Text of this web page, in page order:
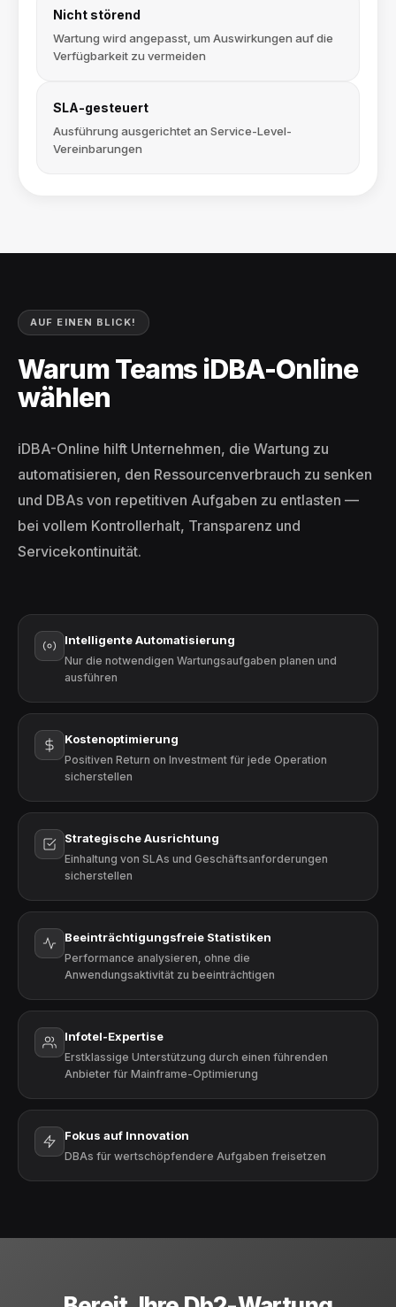
Nicht störend
Wartung wird angepasst, um Auswirkungen auf die
Verfügbarkeit zu vermeiden
SLA-gesteuert
Ausführung ausgerichtet an Service-Level-
Vereinbarungen
AUF EINEN BLICK!
Warum Teams iDBA-Online
wählen
iDBA-Online hilft Unternehmen, die Wartung zu
automatisieren, den Ressourcenverbrauch zu senken
und DBAs von repetitiven Aufgaben zu entlasten —
bei vollem Kontrollerhalt, Transparenz und
Servicekontinuität.
Intelligente Automatisierung
Nur die notwendigen Wartungsaufgaben planen und
ausführen
Kostenoptimierung
Positiven Return on Investment für jede Operation
sicherstellen
Strategische Ausrichtung
Einhaltung von SLAs und Geschäftsanforderungen
sicherstellen
Beeinträchtigungsfreie Statistiken
Performance analysieren, ohne die
Anwendungsaktivität zu beeinträchtigen
Infotel-Expertise
Erstklassige Unterstützung durch einen führenden
Anbieter für Mainframe-Optimierung
Fokus auf Innovation
DBAs für wertschöpfendere Aufgaben freisetzen